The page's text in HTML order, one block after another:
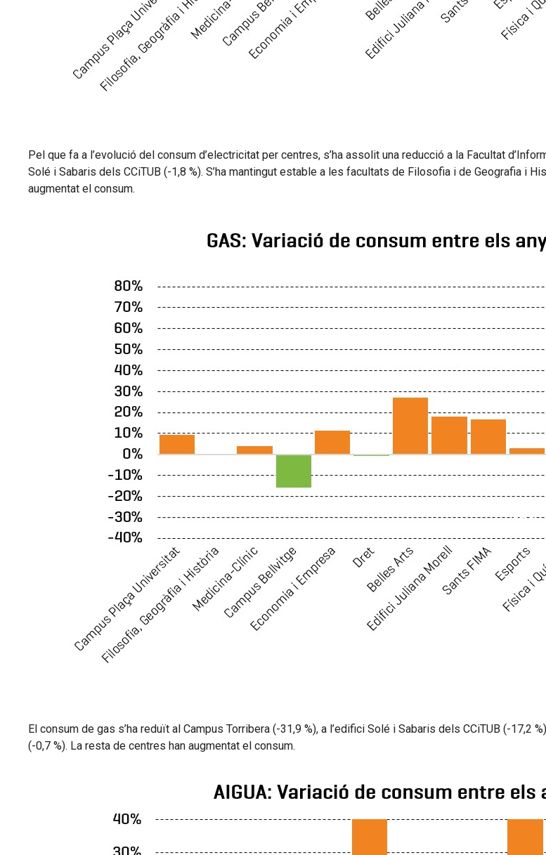
Pel que fa a l’evolució del consum d’electricitat per centres, s’ha assolit una reducció a la Facultat
Solé i Sabaris dels CCiTUB (-1,8 %). S’ha mantingut estable a les facultats de Filosofia i de Geografia i
augmentat el consum.
El consum de gas s’ha reduït al Campus Torribera (-31,9 %), a l’edifici Solé i Sabaris dels CCiTUB (-17,2
(-0,7 %). La resta de centres han augmentat el consum.